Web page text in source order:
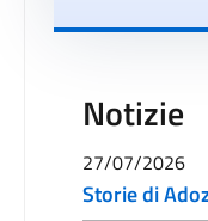
Notizie
27/07/2026
Storie di